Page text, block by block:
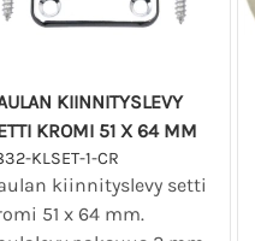
KIINNITYSLEVY
KROMI 51 X 64 MM
KLSET-1-CR
kiinnityslevy setti
51 x 64 mm.